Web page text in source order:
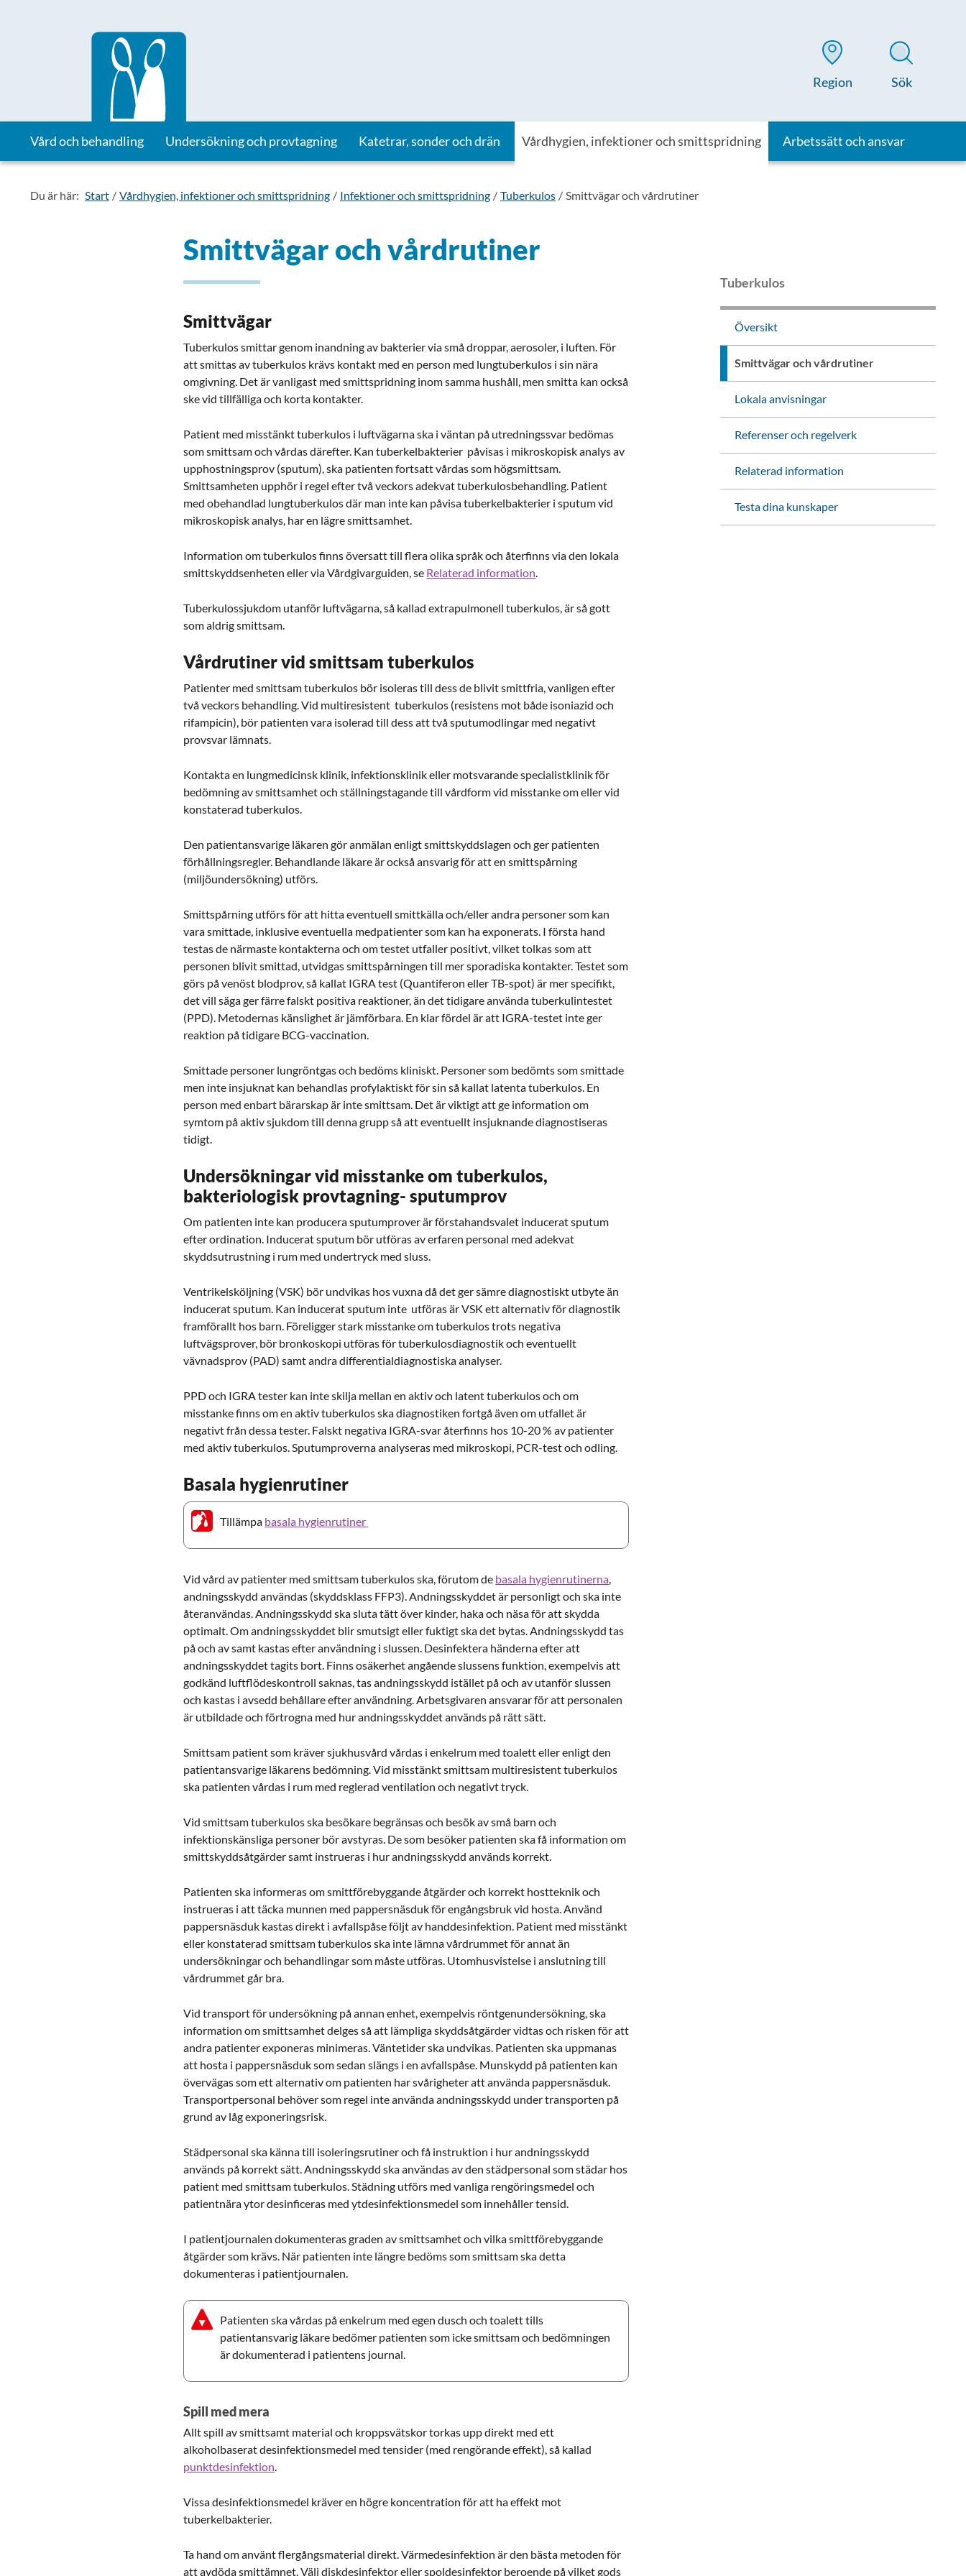
Till startsidan för Vårdhandboken
Region Sök
Vård och behandling Undersökning och provtagning Katetrar, sonder och drän Vårdhygien, infektioner och smittspridning Arbetssätt och ansvar
Du är här: Start Vårdhygien, infektioner och smittspridning Infektioner och smittspridning Tuberkulos Smittvägar och vårdrutiner
Smittvägar och vårdrutiner
Smittvägar
Tuberkulos smittar genom inandning av bakterier via små droppar, aerosoler, i luften. För
att smittas av tuberkulos krävs kontakt med en person med lungtuberkulos i sin nära
omgivning. Det är vanligast med smittspridning inom samma hushåll, men smitta kan också
ske vid tillfälliga och korta kontakter.
Patient med misstänkt tuberkulos i luftvägarna ska i väntan på utredningssvar bedömas
som smittsam och vårdas därefter. Kan tuberkelbakterier påvisas i mikroskopisk analys av
upphostningsprov (sputum), ska patienten fortsatt vårdas som högsmittsam.
Smittsamheten upphör i regel efter två veckors adekvat tuberkulosbehandling. Patient
med obehandlad lungtuberkulos där man inte kan påvisa tuberkelbakterier i sputum vid
mikroskopisk analys, har en lägre smittsamhet.
Information om tuberkulos finns översatt till flera olika språk och återfinns via den lokala
smittskyddsenheten eller via Vårdgivarguiden, se Relaterad information.
Tuberkulossjukdom utanför luftvägarna, så kallad extrapulmonell tuberkulos, är så gott
som aldrig smittsam.
Vårdrutiner vid smittsam tuberkulos
Patienter med smittsam tuberkulos bör isoleras till dess de blivit smittfria, vanligen efter
två veckors behandling. Vid multiresistent tuberkulos (resistens mot både isoniazid och
rifampicin), bör patienten vara isolerad till dess att två sputumodlingar med negativt
provsvar lämnats.
Kontakta en lungmedicinsk klinik, infektionsklinik eller motsvarande specialistklinik för
bedömning av smittsamhet och ställningstagande till vårdform vid misstanke om eller vid
konstaterad tuberkulos.
Den patientansvarige läkaren gör anmälan enligt smittskyddslagen och ger patienten
förhållningsregler. Behandlande läkare är också ansvarig för att en smittspårning
(miljöundersökning) utförs.
Smittspårning utförs för att hitta eventuell smittkälla och/eller andra personer som kan
vara smittade, inklusive eventuella medpatienter som kan ha exponerats. I första hand
testas de närmaste kontakterna och om testet utfaller positivt, vilket tolkas som att
personen blivit smittad, utvidgas smittspårningen till mer sporadiska kontakter. Testet som
görs på venöst blodprov, så kallat IGRA test (Quantiferon eller TB-spot) är mer specifikt,
det vill säga ger färre falskt positiva reaktioner, än det tidigare använda tuberkulintestet
(PPD). Metodernas känslighet är jämförbara. En klar fördel är att IGRA-testet inte ger
reaktion på tidigare BCG-vaccination.
Smittade personer lungröntgas och bedöms kliniskt. Personer som bedömts som smittade
men inte insjuknat kan behandlas profylaktiskt för sin så kallat latenta tuberkulos. En
person med enbart bärarskap är inte smittsam. Det är viktigt att ge information om
symtom på aktiv sjukdom till denna grupp så att eventuellt insjuknande diagnostiseras
tidigt.
Undersökningar vid misstanke om tuberkulos,
bakteriologisk provtagning- sputumprov
Om patienten inte kan producera sputumprover är förstahandsvalet inducerat sputum
efter ordination. Inducerat sputum bör utföras av erfaren personal med adekvat
skyddsutrustning i rum med undertryck med sluss.
Ventrikelsköljning (VSK) bör undvikas hos vuxna då det ger sämre diagnostiskt utbyte än
inducerat sputum. Kan inducerat sputum inte utföras är VSK ett alternativ för diagnostik
framförallt hos barn. Föreligger stark misstanke om tuberkulos trots negativa
luftvägsprover, bör bronkoskopi utföras för tuberkulosdiagnostik och eventuellt
vävnadsprov (PAD) samt andra differentialdiagnostiska analyser.
PPD och IGRA tester kan inte skilja mellan en aktiv och latent tuberkulos och om
misstanke finns om en aktiv tuberkulos ska diagnostiken fortgå även om utfallet är
negativt från dessa tester. Falskt negativa IGRA-svar återfinns hos 10-20 % av patienter
med aktiv tuberkulos. Sputumproverna analyseras med mikroskopi, PCR-test och odling.
Basala hygienrutiner
Tillämpa basala hygienrutiner
Vid vård av patienter med smittsam tuberkulos ska, förutom de basala hygienrutinerna,
andningsskydd användas (skyddsklass FFP3). Andningsskyddet är personligt och ska inte
återanvändas. Andningsskydd ska sluta tätt över kinder, haka och näsa för att skydda
optimalt. Om andningsskyddet blir smutsigt eller fuktigt ska det bytas. Andningsskydd tas
på och av samt kastas efter användning i slussen. Desinfektera händerna efter att
andningsskyddet tagits bort. Finns osäkerhet angående slussens funktion, exempelvis att
godkänd luftflödeskontroll saknas, tas andningsskydd istället på och av utanför slussen
och kastas i avsedd behållare efter användning. Arbetsgivaren ansvarar för att personalen
är utbildade och förtrogna med hur andningsskyddet används på rätt sätt.
Smittsam patient som kräver sjukhusvård vårdas i enkelrum med toalett eller enligt den
patientansvarige läkarens bedömning. Vid misstänkt smittsam multiresistent tuberkulos
ska patienten vårdas i rum med reglerad ventilation och negativt tryck.
Vid smittsam tuberkulos ska besökare begränsas och besök av små barn och
infektionskänsliga personer bör avstyras. De som besöker patienten ska få information om
smittskyddsåtgärder samt instrueras i hur andningsskydd används korrekt.
Patienten ska informeras om smittförebyggande åtgärder och korrekt hostteknik och
instrueras i att täcka munnen med pappersnäsduk för engångsbruk vid hosta. Använd
pappersnäsduk kastas direkt i avfallspåse följt av handdesinfektion. Patient med misstänkt
eller konstaterad smittsam tuberkulos ska inte lämna vårdrummet för annat än
undersökningar och behandlingar som måste utföras. Utomhusvistelse i anslutning till
vårdrummet går bra.
Vid transport för undersökning på annan enhet, exempelvis röntgenundersökning, ska
information om smittsamhet delges så att lämpliga skyddsåtgärder vidtas och risken för att
andra patienter exponeras minimeras. Väntetider ska undvikas. Patienten ska uppmanas
att hosta i pappersnäsduk som sedan slängs i en avfallspåse. Munskydd på patienten kan
övervägas som ett alternativ om patienten har svårigheter att använda pappersnäsduk.
Transportpersonal behöver som regel inte använda andningsskydd under transporten på
grund av låg exponeringsrisk.
Städpersonal ska känna till isoleringsrutiner och få instruktion i hur andningsskydd
används på korrekt sätt. Andningsskydd ska användas av den städpersonal som städar hos
patient med smittsam tuberkulos. Städning utförs med vanliga rengöringsmedel och
patientnära ytor desinficeras med ytdesinfektionsmedel som innehåller tensid.
I patientjournalen dokumenteras graden av smittsamhet och vilka smittförebyggande
åtgärder som krävs. När patienten inte längre bedöms som smittsam ska detta
dokumenteras i patientjournalen.
Patienten ska vårdas på enkelrum med egen dusch och toalett tills
patientansvarig läkare bedömer patienten som icke smittsam och bedömningen
är dokumenterad i patientens journal.
Spill med mera
Allt spill av smittsamt material och kroppsvätskor torkas upp direkt med ett
alkoholbaserat desinfektionsmedel med tensider (med rengörande effekt), så kallad
punktdesinfektion.
Vissa desinfektionsmedel kräver en högre koncentration för att ha effekt mot
tuberkelbakterier.
Ta hand om använt flergångsmaterial direkt. Värmedesinfektion är den bästa metoden för
att avdöda smittämnet. Välj diskdesinfektor eller spoldesinfektor beroende på vilket gods
Tuberkulos
Översikt
Smittvägar och vårdrutiner
Lokala anvisningar
Referenser och regelverk
Relaterad information
Testa dina kunskaper